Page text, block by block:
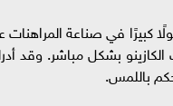
كبيرًا في صناعة
بشكل مباشر. وقد
باللمس.